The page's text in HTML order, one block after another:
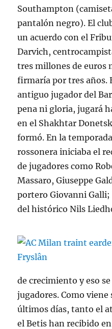
Southampton
pantalón negro). El
un acuerdo con el
Darvich,
tres millones de euros
firmaría por tres años.
antiguo jugador del
pena ni gloria, jugará
en el Shakhtar
formó. En la
rossonera iniciaba el
de jugadores como
Massaro, Giuseppe
portero Giovanni
del histórico Nils
de crecimiento y eso
jugadores. Como viene
últimos días, tanto el
el Betis han recibido